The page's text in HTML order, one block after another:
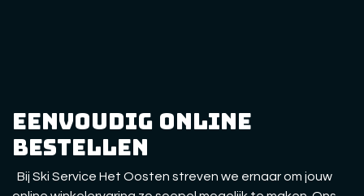
eenvoudig online
bestellen
Bij Ski Service Het Oosten streven we ernaar om jouw